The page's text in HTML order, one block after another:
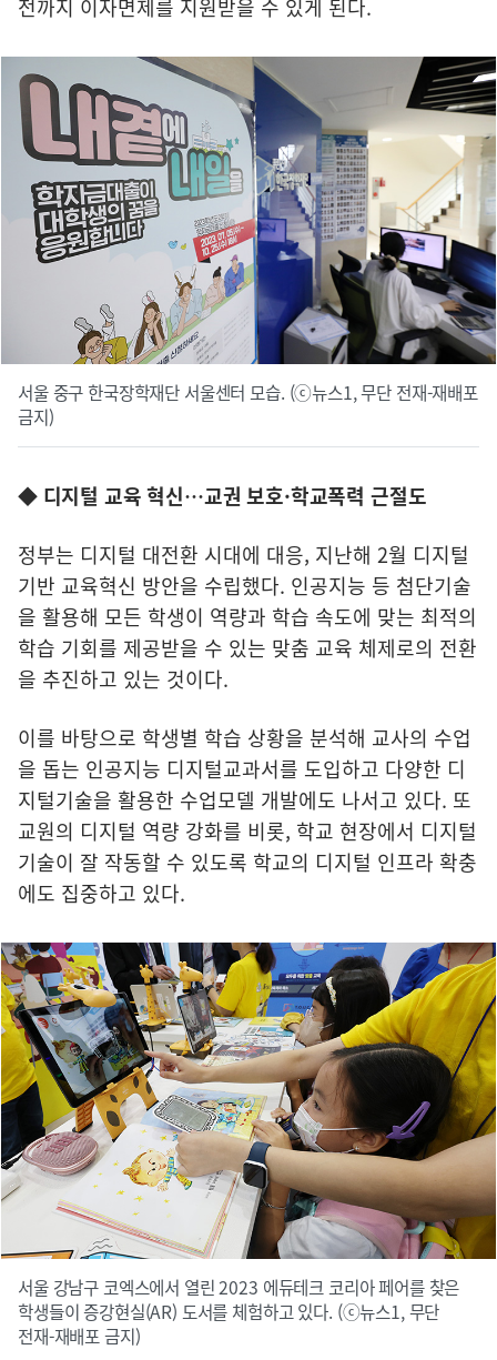
전까지 이자면제를 지원받을 수 있게 된다.
서울 중구 한국장학재단 서울센터 모습. (ⓒ뉴스1, 무단 전재-재배포
금지)
◆ 디지털 교육 혁신…교권 보호·학교폭력 근절도
정부는 디지털 대전환 시대에 대응, 지난해 2월 디지털
기반 교육혁신 방안을 수립했다. 인공지능 등 첨단기술
을 활용해 모든 학생이 역량과 학습 속도에 맞는 최적의
학습 기회를 제공받을 수 있는 맞춤 교육 체제로의 전환
을 추진하고 있는 것이다.
이를 바탕으로 학생별 학습 상황을 분석해 교사의 수업
을 돕는 인공지능 디지털교과서를 도입하고 다양한 디
지털기술을 활용한 수업모델 개발에도 나서고 있다. 또
교원의 디지털 역량 강화를 비롯, 학교 현장에서 디지털
기술이 잘 작동할 수 있도록 학교의 디지털 인프라 확충
에도 집중하고 있다.
서울 강남구 코엑스에서 열린 2023 에듀테크 코리아 페어를 찾은
학생들이 증강현실(AR) 도서를 체험하고 있다. (ⓒ뉴스1, 무단
전재-재배포 금지)